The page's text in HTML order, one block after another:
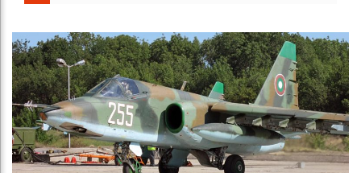
Guinée
Bénin :